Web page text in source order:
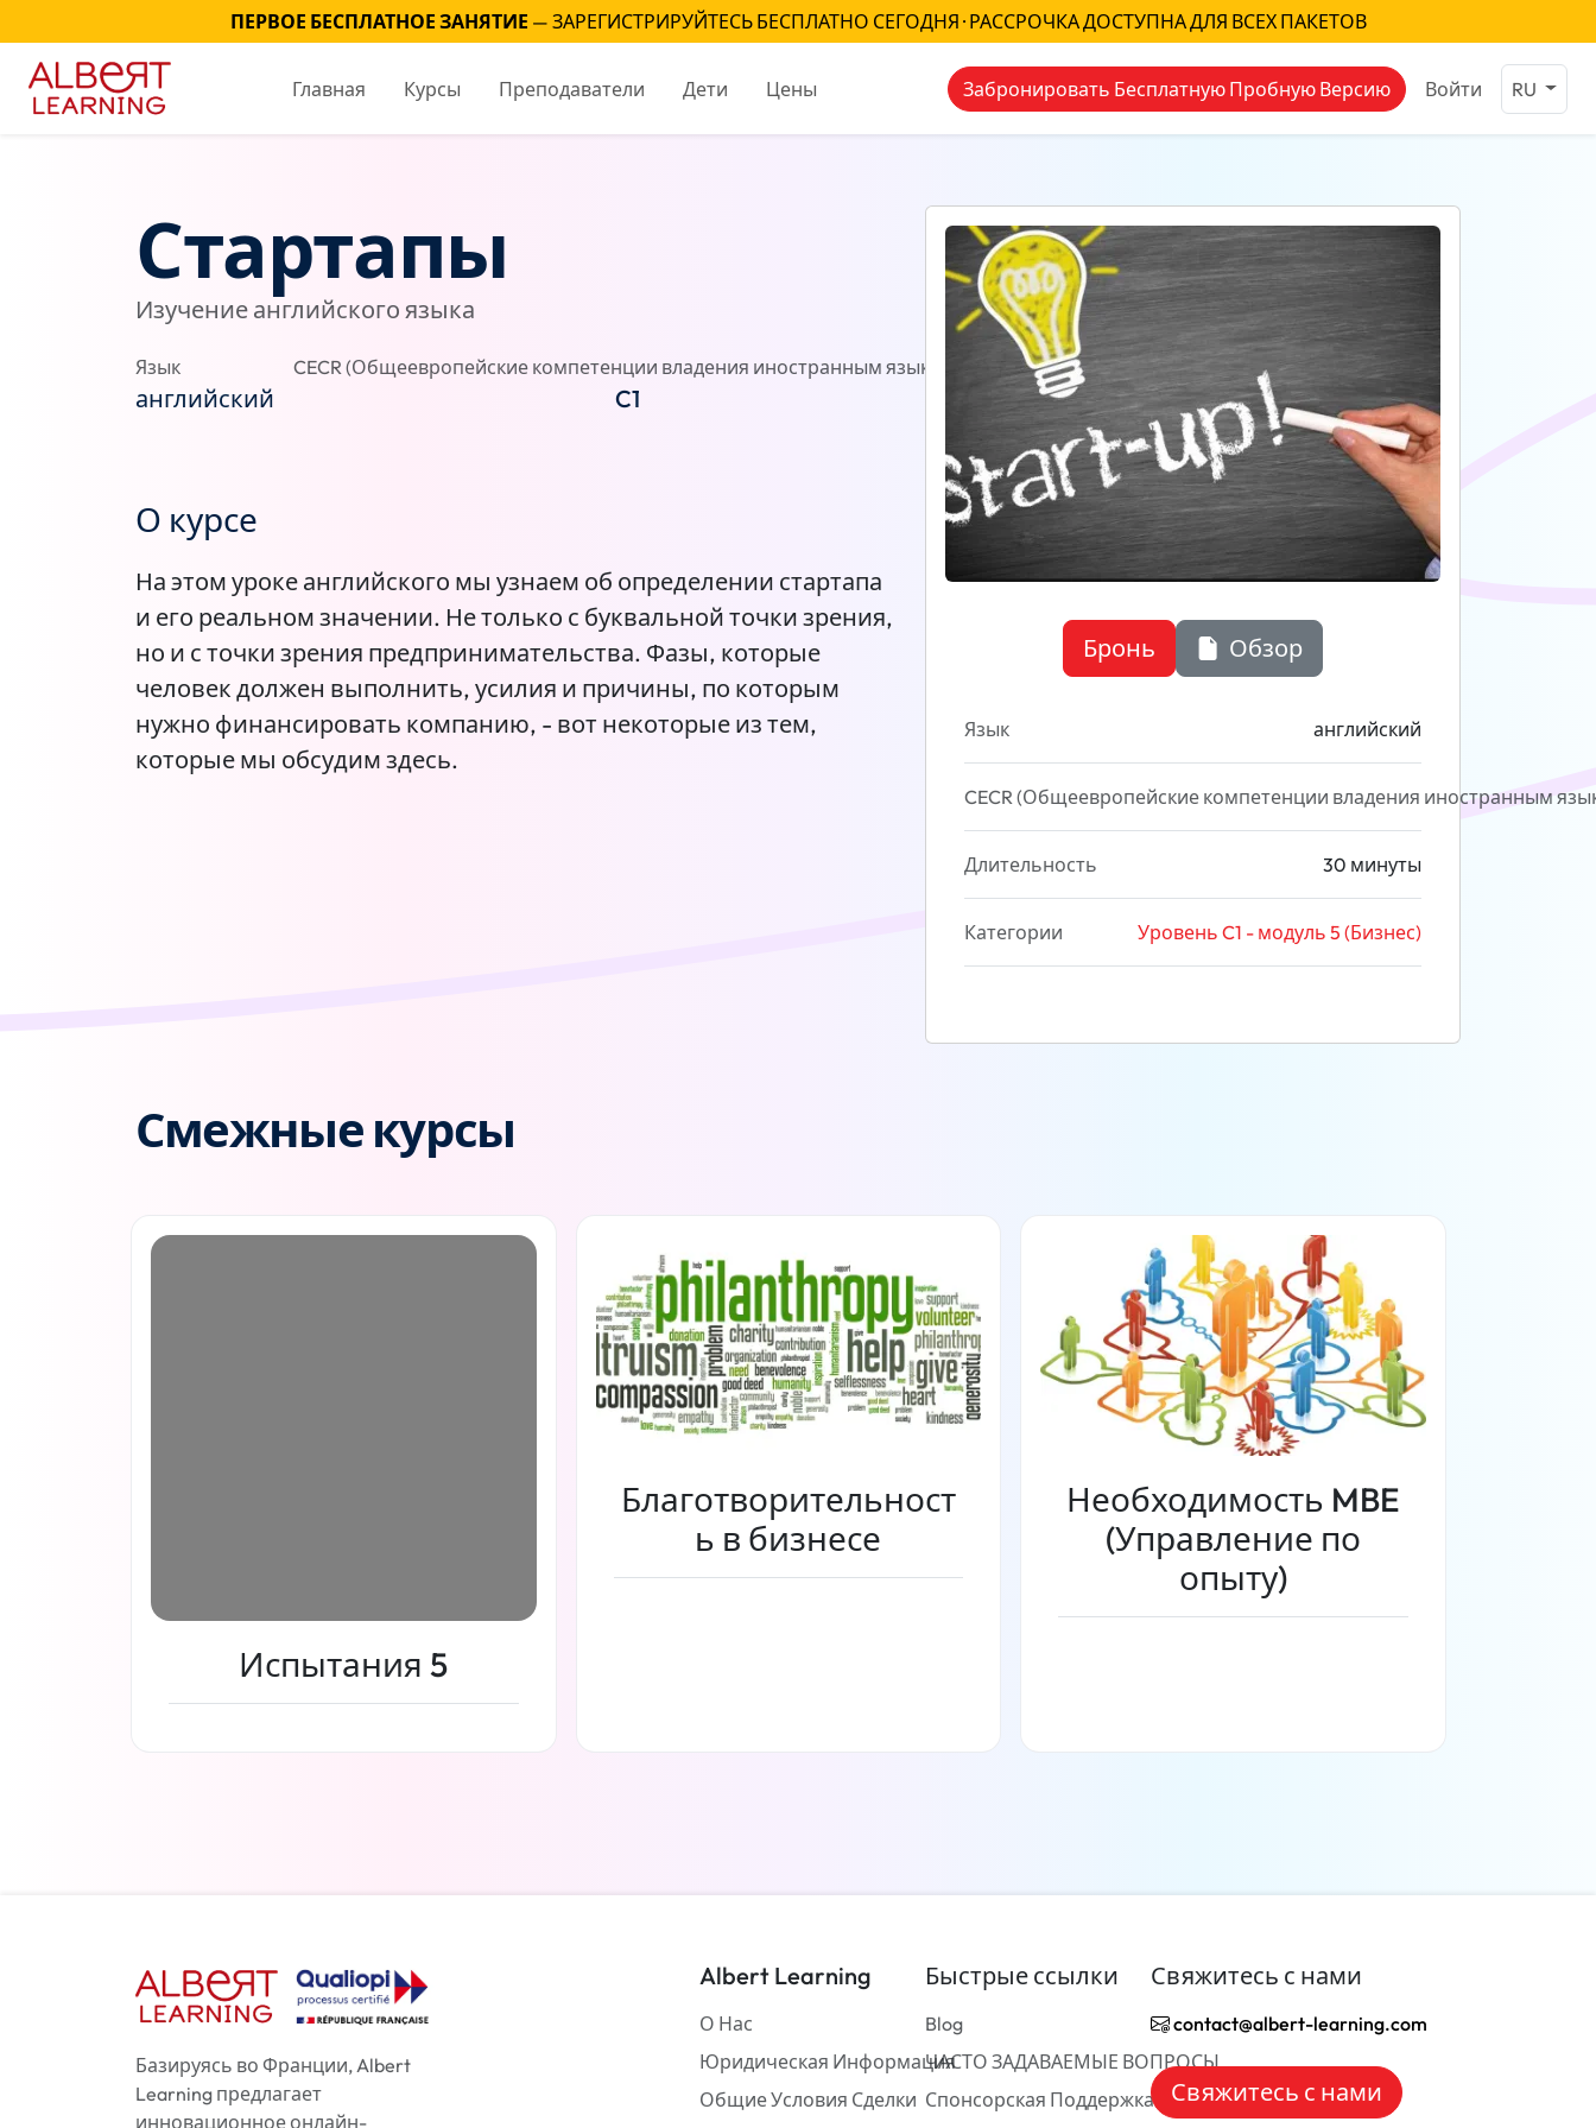
ПЕРВОЕ БЕСПЛАТНОЕ ЗАНЯТИЕ — ЗАРЕГИСТРИРУЙТЕСЬ БЕСПЛАТНО СЕГОДНЯ · РАССРОЧКА ДОСТУПНА ДЛЯ ВСЕХ ПАКЕТОВ
Главная Курсы Преподаватели Дети Цены Забронировать Бесплатную Пробную Версию Войти RU
Стартапы
Изучение английского языка
Язык
английский
CECR (Общеевропейские компетенции владения иностранным языком)
C1
Отзывы
О курсе
На этом уроке английского мы узнаем об определении стартапа
и его реальном значении. Не только с буквальной точки зрения,
но и с точки зрения предпринимательства. Фазы, которые
человек должен выполнить, усилия и причины, по которым
нужно финансировать компанию, - вот некоторые из тем,
которые мы обсудим здесь.
Бронь Обзор
Язык английский
CECR (Общеевропейские компетенции владения иностранным
Длительность 30 минуты
Категории Уровень C1 - модуль 5 (Бизнес)
Смежные курсы
Испытания 5
Благотворительност
ь в бизнесе
Необходимость MBE
(Управление по
опыту)
Базируясь во Франции, Albert
Learning предлагает
инновационное онлайн-
Albert Learning
О Нас
Юридическая Информация
Общие Условия Сделки
Быстрые ссылки
Blog
ЧАСТО ЗАДАВАЕМЫЕ ВОПРОСЫ
Спонсорская Поддержка
Свяжитесь с нами
contact@albert-learning.com
Свяжитесь с нами